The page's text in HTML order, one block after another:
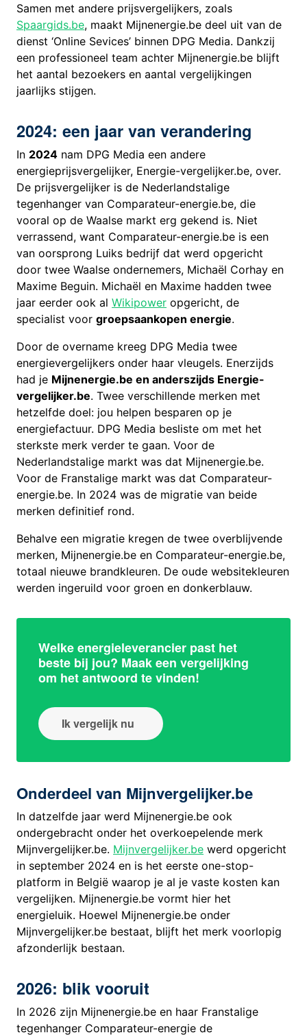
Samen met andere prijsvergelijkers, zoals
Spaargids.be, maakt Mijnenergie.be deel uit van de
dienst ‘Online Sevices’ binnen DPG Media. Dankzij
een professioneel team achter Mijnenergie.be blijft
het aantal bezoekers en aantal vergelijkingen
jaarlijks stijgen.
2024: een jaar van verandering
In 2024 nam DPG Media een andere
energieprijsvergelijker, Energie-vergelijker.be, over.
De prijsvergelijker is de Nederlandstalige
tegenhanger van Comparateur-energie.be, die
vooral op de Waalse markt erg gekend is. Niet
verrassend, want Comparateur-energie.be is een
van oorsprong Luiks bedrijf dat werd opgericht
door twee Waalse ondernemers, Michaël Corhay en
Maxime Beguin. Michaël en Maxime hadden twee
jaar eerder ook alWikipower opgericht, de
specialist voorgroepsaankopen energie.
Door de overname kreeg DPG Media twee
energievergelijkers onder haar vleugels. Enerzijds
had je Mijnenergie.be en anderszijds Energie-
vergelijker.be. Twee verschillende merken met
hetzelfde doel: jou helpen besparen op je
energiefactuur. DPG Media besliste om met het
sterkste merk verder te gaan. Voor de
Nederlandstalige markt was dat Mijnenergie.be.
Voor de Franstalige markt was dat Comparateur-
energie.be. In 2024 was de migratie van beide
merken definitief rond.
Behalve een migratie kregen de twee overblijvende
merken, Mijnenergie.be en Comparateur-energie.be,
totaal nieuwe brandkleuren. De oude websitekleuren
werden ingeruild voor groen en donkerblauw.
Welke energieleverancier past het
beste bij jou? Maak een vergelijking
om het antwoord te vinden!
Ik vergelijk nu
Onderdeel van Mijnvergelijker.be
In datzelfde jaar werd Mijnenergie.be ook
ondergebracht onder het overkoepelende merk
Mijnvergelijker.be. Mijnvergelijker.be werd opgericht
in september 2024 en is het eerste one-stop-
platform in België waarop je al je vaste kosten kan
vergelijken. Mijnenergie.be vormt hier het
energieluik. Hoewel Mijnenergie.be onder
Mijnvergelijker.be bestaat, blijft het merk voorlopig
afzonderlijk bestaan.
2026: blik vooruit
In 2026 zijn Mijnenergie.be en haar Franstalige
tegenhanger Comparateur-energie de